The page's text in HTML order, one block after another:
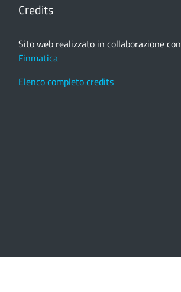
Credits
Sito web realizzato in collaborazione con
Finmatica
Elenco completo credits